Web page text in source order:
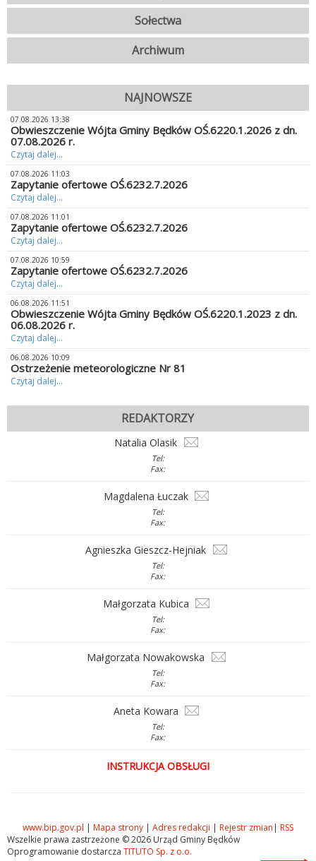
Sołectwa
Archiwum
NAJNOWSZE
07.08.2026 13:38
Obwieszczenie Wójta Gminy Będków OŚ.6220.1.2026 z dn.
07.08.2026 r.
Czytaj dalej...
07.08.2026 11:03
Zapytanie ofertowe OŚ.6232.7.2026
Czytaj dalej...
07.08.2026 11:01
Zapytanie ofertowe OŚ.6232.7.2026
Czytaj dalej...
07.08.2026 10:59
Zapytanie ofertowe OŚ.6232.7.2026
Czytaj dalej...
06.08.2026 11:51
Obwieszczenie Wójta Gminy Będków OŚ.6220.1.2023 z dn.
06.08.2026 r.
Czytaj dalej...
06.08.2026 10:09
Ostrzeżenie meteorologiczne Nr 81
Czytaj dalej...
REDAKTORZY
Natalia Olasik
Tel:
Fax:
Magdalena Łuczak
Tel:
Fax:
Agnieszka Gieszcz-Hejniak
Tel:
Fax:
Małgorzata Kubica
Tel:
Fax:
Małgorzata Nowakowska
Tel:
Fax:
Aneta Kowara
Tel:
Fax:
INSTRUKCJA OBSŁUGI
www.bip.gov.pl | Mapa strony | Adres redakcji | Rejestr zmian | RSS
Wszelkie prawa zastrzeżone © 2026 Urząd Gminy Będków
Oprogramowanie dostarcza TITUTO Sp. z o.o.